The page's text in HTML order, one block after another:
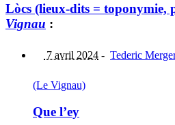
Lòcs (lieux-dits = toponymie,
Vignau :
7 avril 2024 - Tederic
(Le Vignau)
Que l’ey